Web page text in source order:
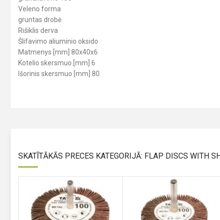
Veleno forma
gruntas drobė
Rišiklis derva
Šlifavimo aliuminio oksido
Matmenys [mm] 80x40x6
Kotelio skersmuo [mm] 6
Išorinis skersmuo [mm] 80
SKATĪTĀKĀS PRECES KATEGORIJĀ: FLAP DISCS WITH